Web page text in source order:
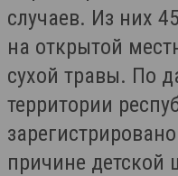
случаев. Из них
на открытой
сухой травы. По
территории
причине детской